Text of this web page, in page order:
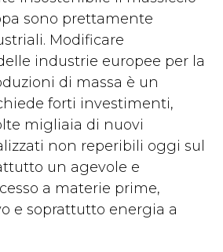
sono prettamente
Modificare
industrie europee per la
di massa è un
forti investimenti,
migliaia di nuovi
non reperibili oggi sul
un agevole e
a materie prime,
e soprattutto energia a